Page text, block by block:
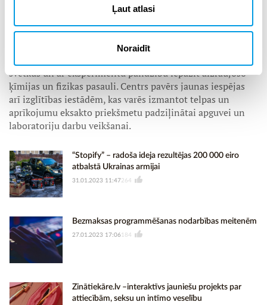
Ļaut atlasi
Noraidīt
skolotājiem. Ekspozīcijas centrā būs viedā pilsēta, atklājot,
pilsētā. Bērniem un jauniešiem būs arī iespēja praktiski
darboties centra jaunrades telpās, piedalīties dažādās
svētkus un ar eksperimentu palīdzību iepazīt aizraujošo
ķīmijas un fizikas pasauli. Centrs pavērs jaunas iespējas
arī izglītības iestādēm, kas varēs izmantot telpas un
aprīkojumu eksakto priekšmetu padziļinātai apguvei un
laboratoriju darbu veikšanai.
“Stopify” – radoša ideja rezultējas 200 000 eiro
atbalstā Ukrainas armijai
31.01.2023 11:47264
Bezmaksas programmēšanas nodarbības meitenēm
27.01.2023 17:06184
Zinātiekāre.lv –interaktīvs jauniešu projekts par
attiecībām, seksu un intīmo veselību